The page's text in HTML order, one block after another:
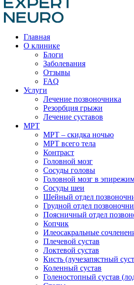
Главная
О клинике
Блоги
Заболевания
Отзывы
FAQ
Услуги
Лечение позвоночника
Резорбция грыжи
Лечение суставов
МРТ
МРТ – скидка ночью
МРТ всего тела
Контраст
Головной мозг
Сосуды головы
Головной мозг в
Сосуды шеи
Шейный отдел
Грудной отдел
Поясничный отдел
Копчик
Илеосакральные
Плечевой сустав
Локтевой сустав
Кисть (лучезапястный
Коленный сустав
Голеностопный сустав